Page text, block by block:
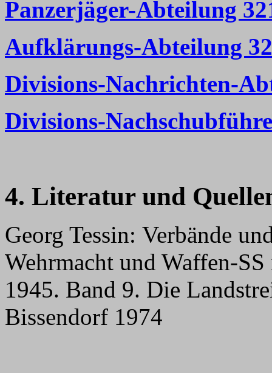
Panzerjäger-Abteilung
Aufklärungs-Abteilung
Divisions-Nachrichten-
Divisions-
4. Literatur und
Georg Tessin: Verbände
Wehrmacht und Waffen-
1945. Band 9. Die
Bissendorf 1974